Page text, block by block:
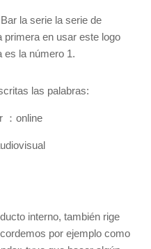
la serie la serie de
primera en usar este logo
es la número 1.
las palabras:
：online
interno, también rige
por ejemplo como